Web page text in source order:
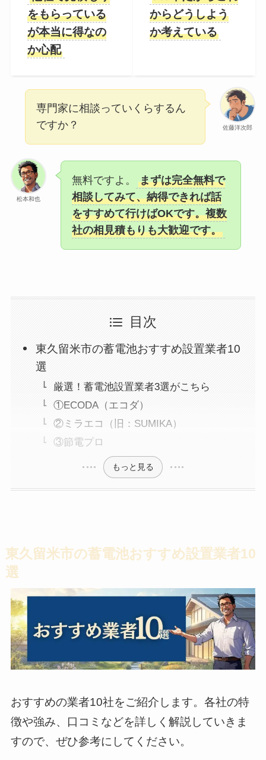
をもらっている
が本当に得なの
か心配
からどうしよう
か考えている
佐藤洋次郎
専門家に相談っていくらするん
ですか？
松本和也
無料ですよ。
まずは完全無料で
相談してみて、納得できれば話
をすすめて行けばOKです。複数
社の相見積もりも大歓迎です。
目次
東久留米市の蓄電池おすすめ設置業者10
選
厳選！蓄電池設置業者3選がこちら
①ECODA（エコダ）
②ミラエコ（旧：SUMIKA）
③節電プロ
もっと見る
東久留米市の蓄電池おすすめ設置業者10
選
おすすめの業者10社をご紹介します。各社の特
徴や強み、口コミなどを詳しく解説していきま
すので、ぜひ参考にしてください。